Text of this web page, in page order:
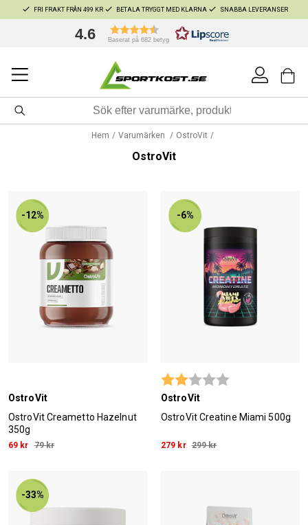
FRI FRAKT FRÅN 499 KR BETALA TRYGGT MED KLARNA SNABBA LEVERANSER
4.6 Baserat på 682 betyg
Hem Varumärken OstroVit
OstroVit
-12%
OstroVit
OstroVit Creametto Hazelnut
350g
69 kr 79 kr
-6%
Betyg:
OstroVit
OstroVit Creatine Miami 500g
279 kr 299 kr
-33%